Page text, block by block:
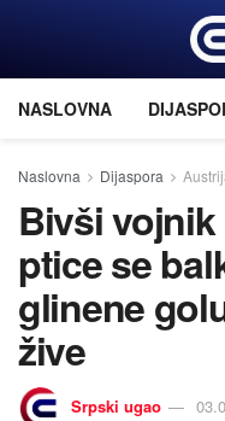
NASLOVNA
Naslovna Dijaspora
Bivši
ptice se
glinene
žive
Srpski ugao